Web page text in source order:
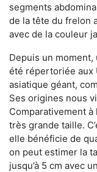
segments
de la tête du frelon
avec de la couleur
Depuis un
été répertoriée aux
asiatique géant,
Ses origines nous
Comparativement
très grande taille.
elle bénéficie de
on peut estimer la
jusqu’à 5 cm avec